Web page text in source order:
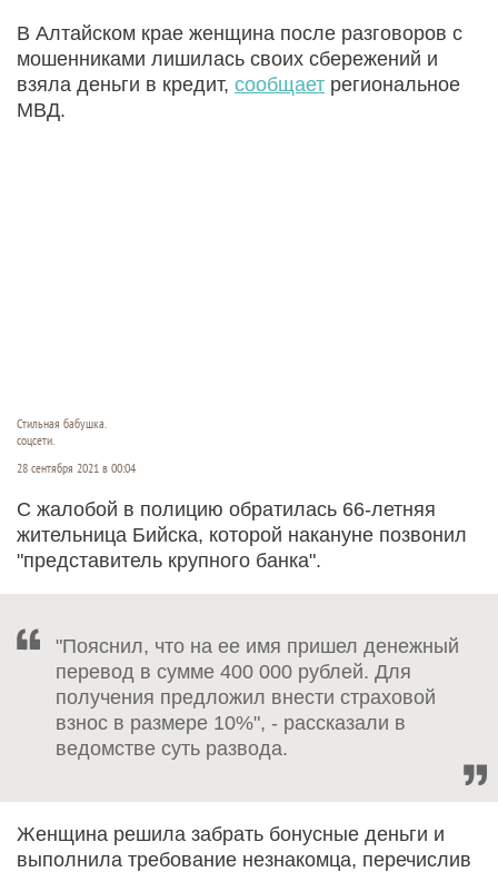
В Алтайском крае женщина после разговоров с
мошенниками лишилась своих сбережений и
взяла деньги в кредит, сообщает региональное
МВД.
Стильная бабушка.
соцсети.
28 сентября 2021 в 00:04
С жалобой в полицию обратилась 66-летняя
жительница Бийска, которой накануне позвонил
"представитель крупного банка".
"Пояснил, что на ее имя пришел денежный
перевод в сумме 400 000 рублей. Для
получения предложил внести страховой
взнос в размере 10%", - рассказали в
ведомстве суть развода.
Женщина решила забрать бонусные деньги и
выполнила требование незнакомца, перечислив